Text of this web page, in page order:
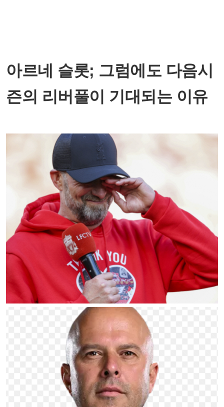
아르네 슬롯; 그럼에도 다음시
즌의 리버풀이 기대되는 이유